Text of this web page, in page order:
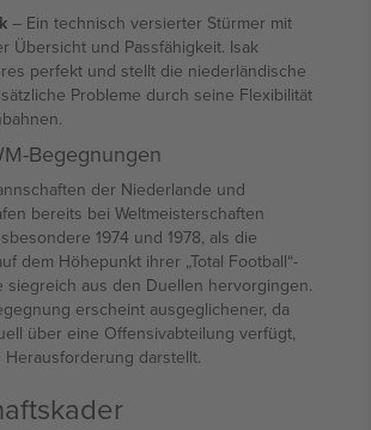
– Ein technisch versierter Stürmer mit
Übersicht und Passfähigkeit. Isak
perfekt und stellt die niederländische
Probleme durch seine Flexibilität
Begegnungen
der Niederlande und
bereits bei Weltmeisterschaften
1974 und 1978, als die
dem Höhepunkt ihrer „Total Football“-
siegreich aus den Duellen hervorgingen.
erscheint ausgeglichener, da
über eine Offensivabteilung verfügt,
darstellt.